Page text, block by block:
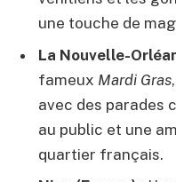
une touche de
La Nouvelle-
fameux Mardi Gras
avec des parades
au public et une
quartier français.